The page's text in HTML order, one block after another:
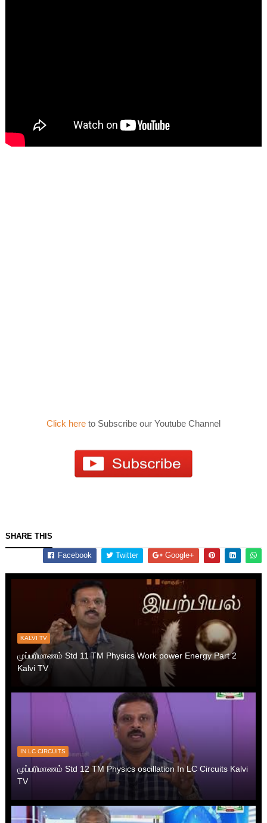
Click here to Subscribe our Youtube Channel
SHARE THIS
Facebook Twitter Google+
KALVI TV
முப்பரிமாணம் Std 11 TM Physics Work power Energy Part 2
Kalvi TV
IN LC CIRCUITS
முப்பரிமாணம் Std 12 TM Physics oscillation In LC Circuits Kalvi
TV